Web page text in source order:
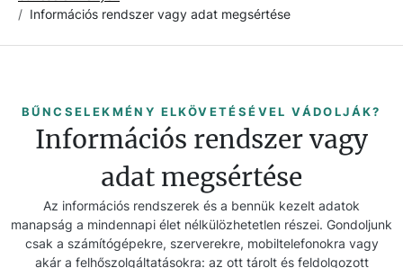
Információs rendszer vagy adat megsértése
BŰNCSELEKMÉNY ELKÖVETÉSÉVEL VÁDOLJÁK?
Információs rendszer vagy
adat megsértése
Az információs rendszerek és a bennük kezelt adatok
manapság a mindennapi élet nélkülözhetetlen részei. Gondoljunk
csak a számítógépekre, szerverekre, mobiltelefonokra vagy
akár a felhőszolgáltatásokra: az ott tárolt és feldolgozott